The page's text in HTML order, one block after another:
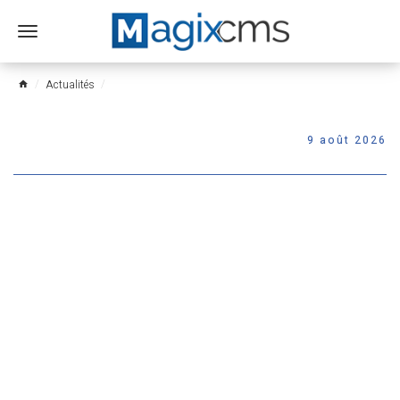
Ouvrir
menu
home Actualités
9 août 2026